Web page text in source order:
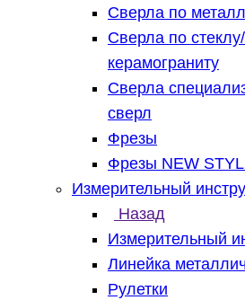
Сверла по
Сверла по
керамограниту
Сверла
сверл
Фрезы
Фрезы NEW
Измерительный
Назад
Измерительный
Линейка
Рулетки